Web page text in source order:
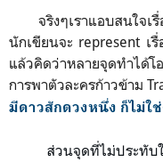
จริงๆเราแอบสนใจเรื่
นักเขียนจะ represent เ
แล้วคิดว่าหลายจุดทำได้
การพาตัวละครก้าวข้าม
มีดาวสักดวงหนึ่ง ก็ไม่ใ
ส่วนจุดที่ไม่ประทั